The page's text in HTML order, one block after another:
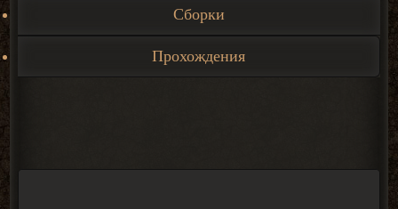
Сборки
Прохождения